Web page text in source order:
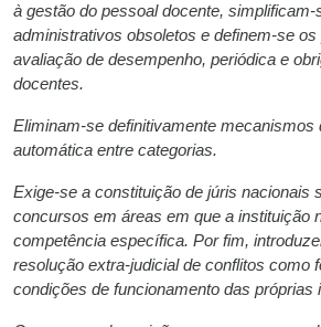
à gestão do pessoal docente,
administrativos obsoletos e definem-se
avaliação de desempenho, periódica e
docentes.
Eliminam-se definitivamente mecanismos
automática entre categorias.
Exige-se a constituição de júris nacionais
concursos em áreas em que a instituição
competência específica. Por fim,
resolução extra-judicial de conflitos como
condições de funcionamento das próprias